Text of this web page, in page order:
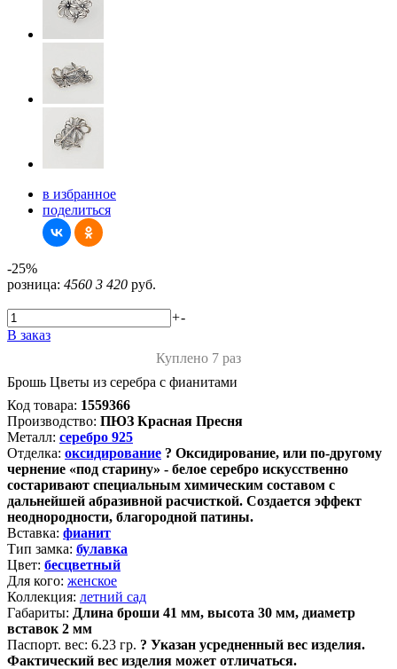
в избранное
поделиться
-25%
розница: 4560 3 420 руб.
+-
В заказ
Куплено 7 раз
Брошь Цветы из серебра с фианитами
Код товара: 1559366
Производство: ПЮЗ Красная Пресня
Металл: серебро 925
Отделка: оксидирование ? Оксидирование, или по-другому
чернение «под старину» - белое серебро искусственно
состаривают специальным химическим составом с
дальнейшей абразивной расчисткой. Создается эффект
неоднородности, благородной патины.
Вставка: фианит
Тип замка: булавка
Цвет: бесцветный
Для кого: женское
Коллекция: летний сад
Габариты: Длина броши 41 мм, высота 30 мм, диаметр
вставок 2 мм
Паспорт. вес: 6.23 гр. ? Указан усредненный вес изделия.
Фактический вес изделия может отличаться.